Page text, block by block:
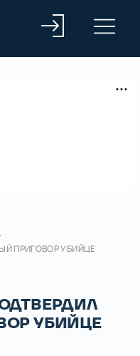
ПРИГОВОР УБИЙЦЕ
УБИЙЦЕ